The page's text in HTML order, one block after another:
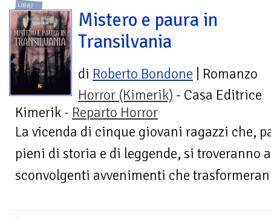
LIBRI
Mistero e paura in
Transilvania
di Roberto Bondone | Romanzo
Horror (Kimerik) - Casa Editrice
Kimerik - Reparto Horror
La vicenda di cinque giovani ragazzi che,
pieni di storia e di leggende, si troveranno
sconvolgenti avvenimenti che